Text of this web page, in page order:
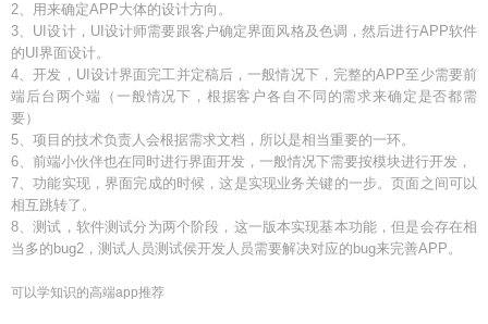
2、用来确定APP大体的设计方向。
3、UI设计，UI设计师需要跟客户确定界面风格及色调，然后进行APP软件
的UI界面设计。
4、开发，UI设计界面完工并定稿后，一般情况下，完整的APP至少需要前
端后台两个端（一般情况下，根据客户各自不同的需求来确定是否都需
要）
5、项目的技术负责人会根据需求文档，所以是相当重要的一环。
6、前端小伙伴也在同时进行界面开发，一般情况下需要按模块进行开发，
7、功能实现，界面完成的时候，这是实现业务关键的一步。页面之间可以
相互跳转了。
8、测试，软件测试分为两个阶段，这一版本实现基本功能，但是会存在相
当多的bug2，测试人员测试侯开发人员需要解决对应的bug来完善APP。
可以学知识的高端app推荐